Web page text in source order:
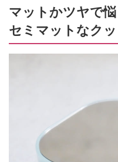
マットかツヤで
セミマットなク